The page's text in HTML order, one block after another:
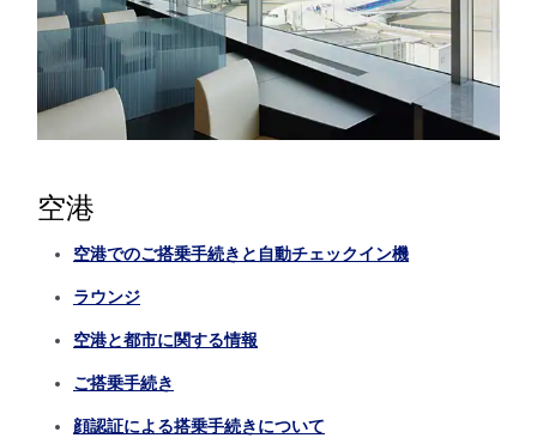
空港
空港でのご搭乗手続きと自動チェックイン機
ラウンジ
空港と都市に関する情報
ご搭乗手続き
顔認証による搭乗手続きについて